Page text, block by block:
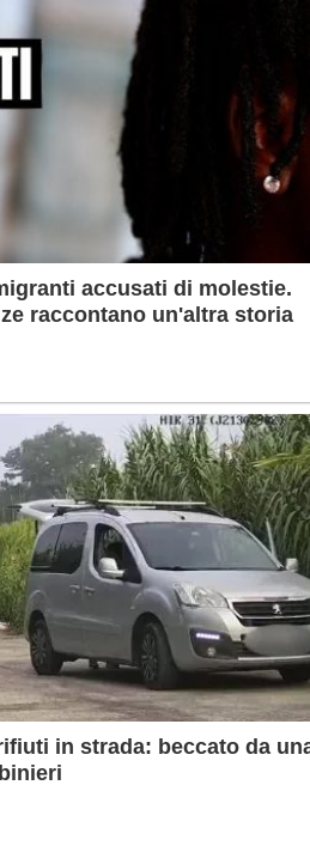
accusati di molestie.
raccontano un'altra storia
in strada: beccato da